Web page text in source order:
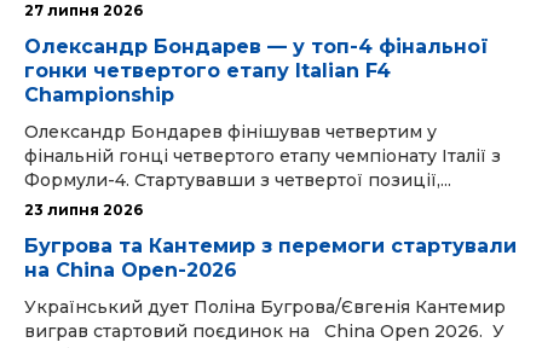
27 липня 2026
Олександр Бондарев — у топ-4 фінальної
гонки четвертого етапу Italian F4
Championship
Олександр Бондарев фінішував четвертим у
фінальній гонці четвертого етапу чемпіонату Італії з
Формули-4. Стартувавши з четвертої позиції,...
23 липня 2026
Бугрова та Кантемир з перемоги стартували
на China Open-2026
Український дует Поліна Бугрова/Євгенія Кантемир
виграв стартовий поєдинок на China Open 2026. У